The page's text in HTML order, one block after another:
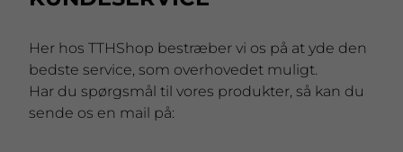
Her hos TTHShop bestræber vi os på at yde den
bedste service, som overhovedet muligt.
Har du spørgsmål til vores produkter, så kan du
sende os en mail på: